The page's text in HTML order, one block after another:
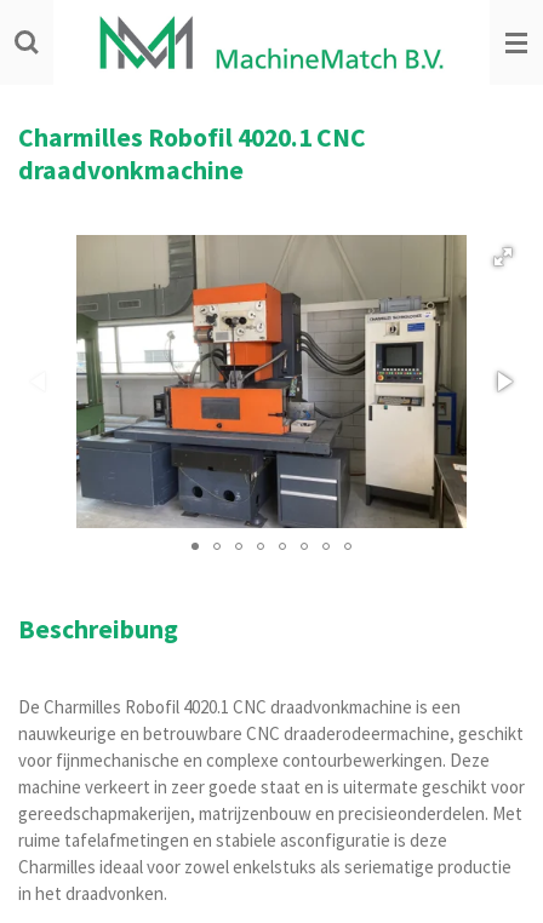
direct
hoofdinhoud
Charmilles Robofil 4020.1 CNC
draadvonkmachine
Beschreibung
De Charmilles Robofil 4020.1 CNC draadvonkmachine is een
nauwkeurige en betrouwbare CNC draaderodeermachine, geschikt
voor fijnmechanische en complexe contourbewerkingen. Deze
machine verkeert in zeer goede staat en is uitermate geschikt voor
gereedschapmakerijen, matrijzenbouw en precisieonderdelen. Met
ruime tafelafmetingen en stabiele asconfiguratie is deze
Charmilles ideaal voor zowel enkelstuks als seriematige productie
in het draadvonken.